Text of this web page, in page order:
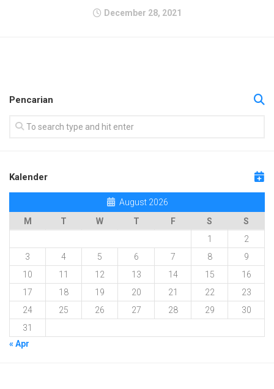
December 28, 2021
Pencarian
Kalender
August 2026
M
T W T F S
S
1
2
3
4 5 6 7 8
9
10
11 12 13 14 15
16
17
18 19 20 21 22
23
24
25 26 27 28 29
30
31
« Apr